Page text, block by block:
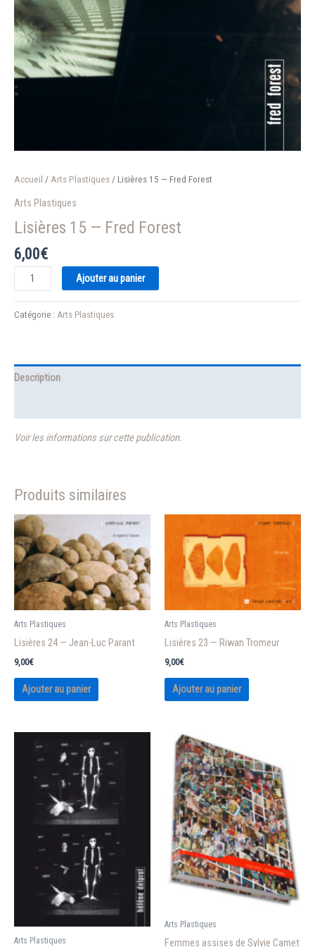
Accueil / Arts Plastiques / Lisières 15 — Fred Forest
Arts Plastiques
Lisières 15 — Fred Forest
6,00€
quantité
de
Forest
Ajouter au panier
Catégorie : Arts Plastiques
Description
Voir les informations sur cette publication.
Produits similaires
Arts Plastiques
Lisières 24 — Jean-Luc Parant
9,00€
Ajouter au panier
Arts Plastiques
Lisières 23 — Riwan Tromeur
9,00€
Ajouter au panier
Arts Plastiques
Arts Plastiques
Femmes assises de Sylvie Camet